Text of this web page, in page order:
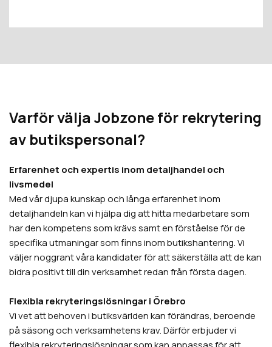
Varför välja Jobzone för rekrytering
av butikspersonal?
Erfarenhet och expertis inom detaljhandel och
livsmedel
Med vår djupa kunskap och långa erfarenhet inom
detaljhandeln kan vi hjälpa dig att hitta medarbetare som
har den kompetens som krävs samt en förståelse för de
specifika utmaningar som finns inom butikshantering. Vi
väljer noggrant våra kandidater för att säkerställa att de kan
bidra positivt till din verksamhet redan från första dagen.
Flexibla rekryteringslösningar i Örebro
Vi vet att behoven i butiksvärlden kan förändras, beroende
på säsong och verksamhetens krav. Därför erbjuder vi